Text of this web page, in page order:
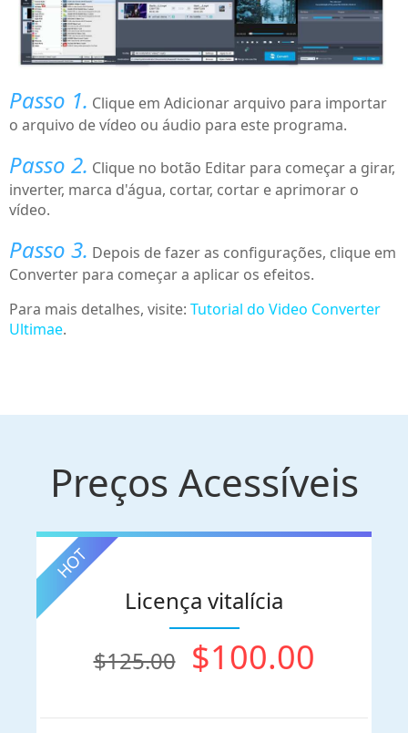
Passo 1. Clique em Adicionar arquivo para importar
o arquivo de vídeo ou áudio para este programa.
Passo 2. Clique no botão Editar para começar a girar,
inverter, marca d'água, cortar, cortar e aprimorar o
vídeo.
Passo 3. Depois de fazer as configurações, clique em
Converter para começar a aplicar os efeitos.
Para mais detalhes, visite: Tutorial do Video Converter
Ultimae.
Preços Acessíveis
Licença vitalícia
$125.00 $100.00